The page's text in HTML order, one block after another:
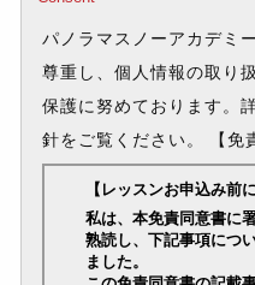
パノラマスノーアカデミ
尊重し、個人情報の取り
保護に努めております。
針をご覧ください。
【免